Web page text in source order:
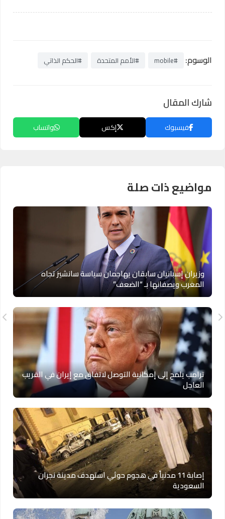
الوسوم: #mobile #الأمم المتحدة #الحكم الذاتي
شارك المقال
فيسبوك إكس واتساب
مواضيع ذات صلة
وزيران إسبانيان سابقان يهاجمان سياسة سانشيز تجاه
المغرب ويصفانها بـ “الضعف”
ترامب يلمح إلى إمكانية التوصل لاتفاق مع إيران في القريب
العاجل
إصابة 11 مدنياً في هجوم حوثي استهدف مدينة نجران
السعودية